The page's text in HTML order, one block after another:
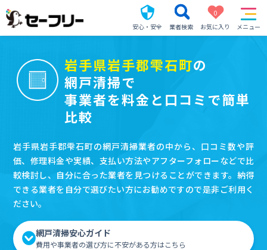
安心・安全 業者検索
0
お気に入り
メニュー
岩手県岩手郡雫石町の
網戸清掃で
事業者を料金と口コミで簡単
比較
岩手県岩手郡雫石町の網戸清掃業者の中から、口コミ数や評
価、修理料金や実績、支払い方法やアフターフォローなどで比
較検討し、自分に合った業者を見つけることができます。納得
できる業者を自分で選びたい方にお勧めですので是非ご利用く
ださい。
網戸清掃安心ガイド
費用や事業者の選び方に不安がある方はこちら